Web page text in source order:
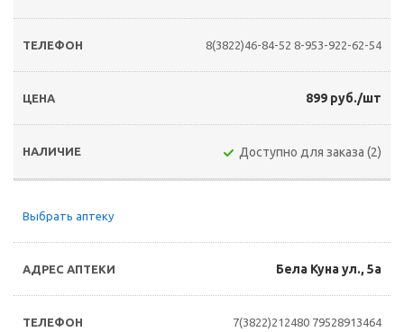
8(3822)46-84-52 8-953-922-62-54
899 руб./шт
Доступно для заказа (2)
Выбрать аптеку
Бела Куна ул., 5а
7(3822)212480 79528913464